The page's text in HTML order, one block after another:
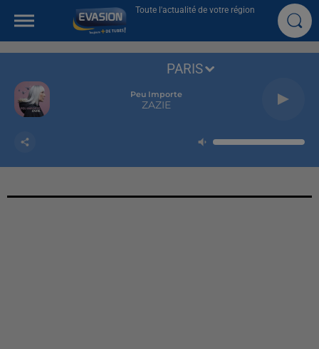
Toute l'actualité de votre région
Peu Importe
ZAZIE
PARIS